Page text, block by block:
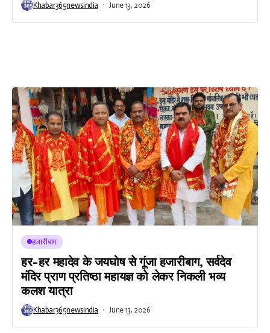
Khabar365newsindia June 13, 2026
हजारीबाग
हर-हर महादेव के जयघोष से गूंजा हजारीबाग, सर्वदेव
मंदिर प्राण प्रतिष्ठा महायज्ञ को लेकर निकली भव्य
कलश यात्रा
Khabar365newsindia June 13, 2026